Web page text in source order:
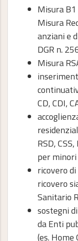
Misura B1
Misura
anziani e
DGR n.
Misura
CD, CDI,
RSD,
per
ricovero
ricovero
Sanitario
sostegni
da Enti
(es.